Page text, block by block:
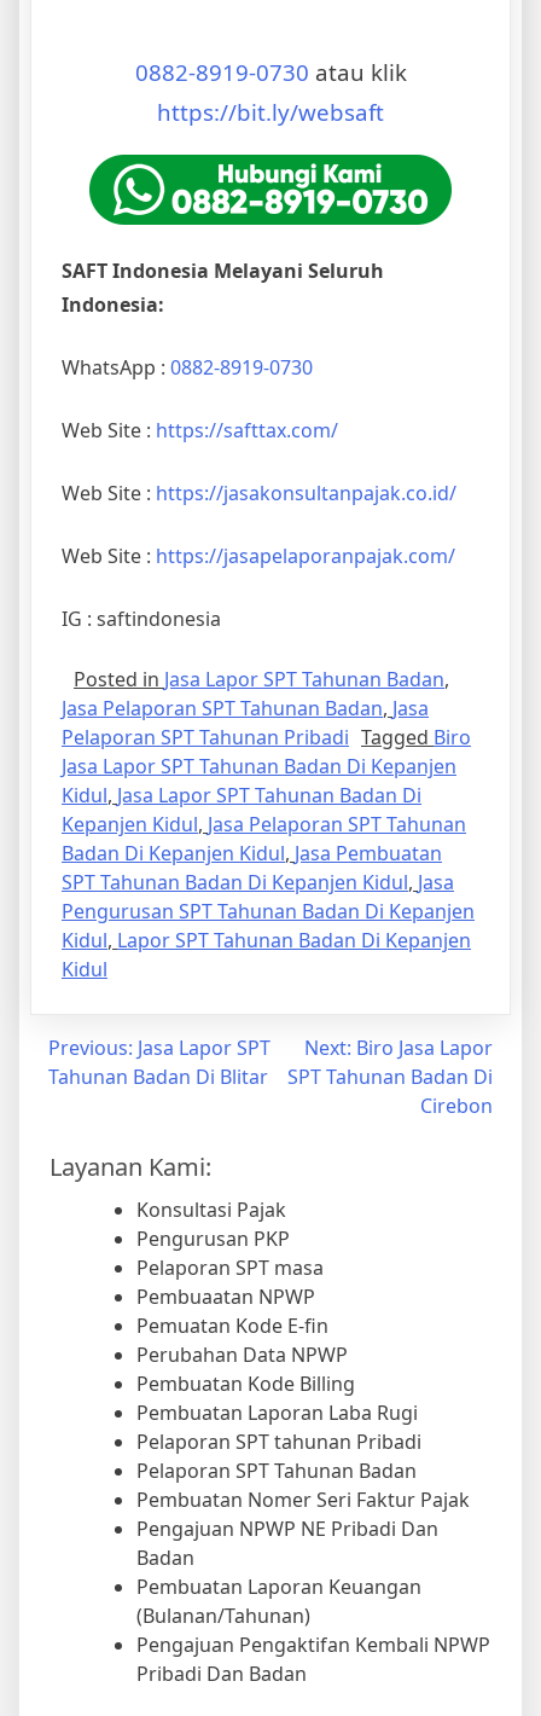
0882-8919-0730 atau klik
https://bit.ly/websaft
SAFT Indonesia Melayani Seluruh
Indonesia:
WhatsApp : 0882-8919-0730
Web Site : https://safttax.com/
Web Site : https://jasakonsultanpajak.co.id/
Web Site : https://jasapelaporanpajak.com/
IG : saftindonesia
Posted in Jasa Lapor SPT Tahunan Badan,
Jasa Pelaporan SPT Tahunan Badan, Jasa
Pelaporan SPT Tahunan Pribadi Tagged Biro
Jasa Lapor SPT Tahunan Badan Di Kepanjen
Kidul, Jasa Lapor SPT Tahunan Badan Di
Kepanjen Kidul, Jasa Pelaporan SPT Tahunan
Badan Di Kepanjen Kidul, Jasa Pembuatan
SPT Tahunan Badan Di Kepanjen Kidul, Jasa
Pengurusan SPT Tahunan Badan Di Kepanjen
Kidul, Lapor SPT Tahunan Badan Di Kepanjen
Kidul
Previous: Jasa Lapor SPT
Tahunan Badan Di Blitar
Next: Biro Jasa Lapor
SPT Tahunan Badan Di
Cirebon
Layanan Kami:
Konsultasi Pajak
Pengurusan PKP
Pelaporan SPT masa
Pembuaatan NPWP
Pemuatan Kode E-fin
Perubahan Data NPWP
Pembuatan Kode Billing
Pembuatan Laporan Laba Rugi
Pelaporan SPT tahunan Pribadi
Pelaporan SPT Tahunan Badan
Pembuatan Nomer Seri Faktur Pajak
Pengajuan NPWP NE Pribadi Dan
Badan
Pembuatan Laporan Keuangan
(Bulanan/Tahunan)
Pengajuan Pengaktifan Kembali NPWP
Pribadi Dan Badan